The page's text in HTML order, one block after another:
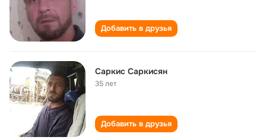
Добавить в друзья
Саркис Саркисян
35 лет
Добавить в друзья